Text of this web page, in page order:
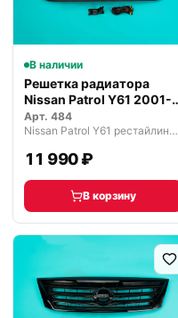
В наличии
Решетка радиатора
Nissan Patrol Y61 2001-
2005 г.…
Арт. 484
Nissan Patrol Y61 рестайлинг (2004—2025)
11 990 ₽
В корзину